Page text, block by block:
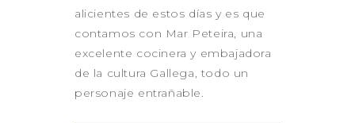
alicientes de estos días y es que
contamos con Mar Peteira, una
excelente cocinera y embajadora
de la cultura Gallega, todo un
personaje entrañable.